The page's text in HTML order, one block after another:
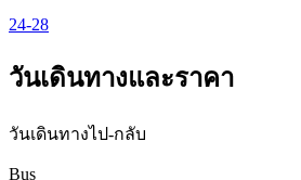
24-28
วันเดินทางและราคา
วันเดินทางไป-กลับ
Bus